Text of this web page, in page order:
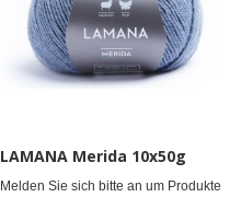
LAMANA Merida 10x50g
Melden Sie sich bitte an um Produkte